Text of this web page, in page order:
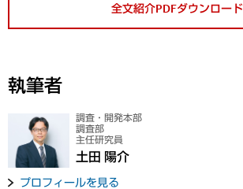
全文紹介PDFダウンロード
執筆者
調査・開発本部
調査部
主任研究員
土田 陽介
プロフィールを見る